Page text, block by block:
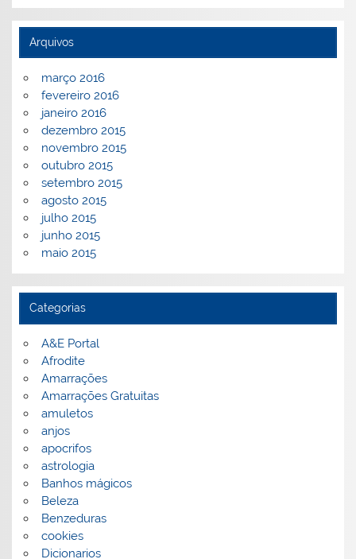
Arquivos
março 2016
fevereiro 2016
janeiro 2016
dezembro 2015
novembro 2015
outubro 2015
setembro 2015
agosto 2015
julho 2015
junho 2015
maio 2015
Categorias
A&E Portal
Afrodite
Amarrações
Amarrações Gratuitas
amuletos
anjos
apocrifos
astrologia
Banhos mágicos
Beleza
Benzeduras
cookies
Dicionarios